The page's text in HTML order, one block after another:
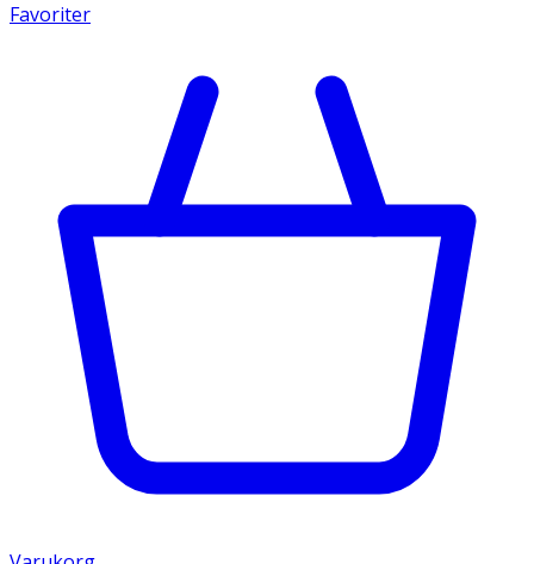
Favoriter